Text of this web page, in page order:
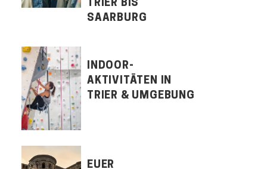
TRIER BIS
SAARBURG
INDOOR-
AKTIVITÄTEN IN
TRIER & UMGEBUNG
EUER